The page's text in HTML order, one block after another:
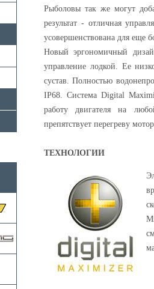
Рыболовы так же могут
результат - отличная
усовершенствована для еще
Новый эргономичный
управление лодкой. Ее
сустав. Полностью
IP68. Система Digital
работу двигателя на
препятствует перегреву
ТЕХНОЛОГИИ